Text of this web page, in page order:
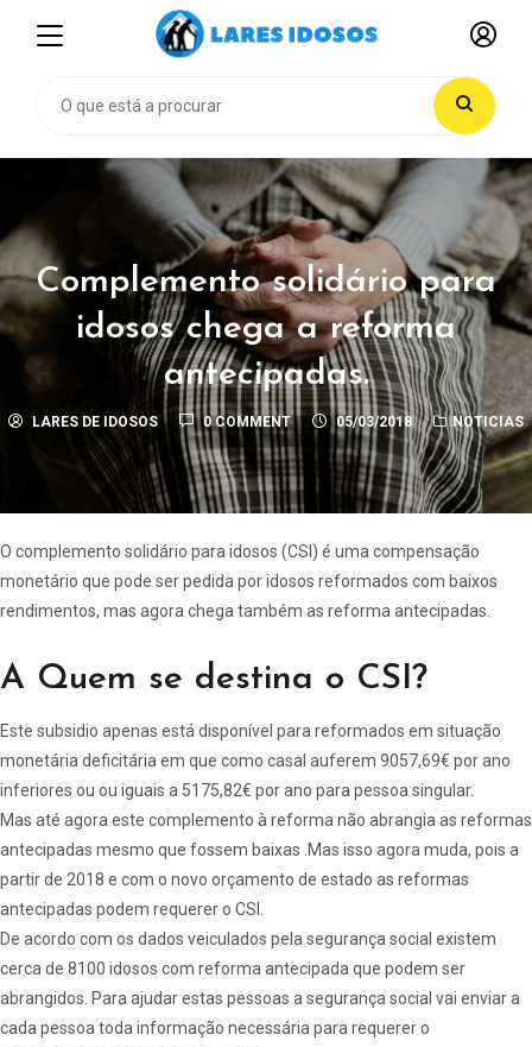
Complemento solidário para
idosos chega a reforma
antecipadas.
LARES DE IDOSOS 0 COMMENT 05/03/2018 NOTICIAS
O complemento solidário para idosos (CSI) é uma compensação
monetário que pode ser pedida por idosos reformados com baixos
rendimentos, mas agora chega também as reforma antecipadas.
A Quem se destina o CSI?
Este subsidio apenas está disponível para reformados em situação
monetária deficitária em que como casal auferem 9057,69€ por ano
inferiores ou ou iguais a 5175,82€ por ano para pessoa singular.
Mas até agora este complemento à reforma não abrangia as reformas
antecipadas mesmo que fossem baixas .Mas isso agora muda, pois a
partir de 2018 e com o novo orçamento de estado as reformas
antecipadas podem requerer o CSI.
De acordo com os dados veiculados pela segurança social existem
cerca de 8100 idosos com reforma antecipada que podem ser
abrangidos. Para ajudar estas pessoas a segurança social vai enviar a
cada pessoa toda informação necessária para requerer o